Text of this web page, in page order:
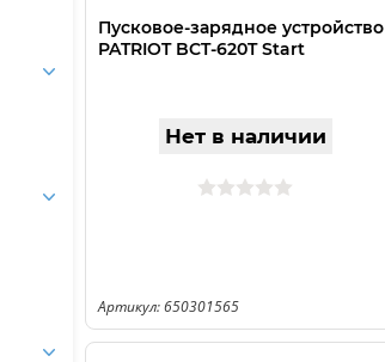
Пусковое-зарядное устройство
PATRIOT BCT-620T Start
Нет в наличии
Артикул: 650301565